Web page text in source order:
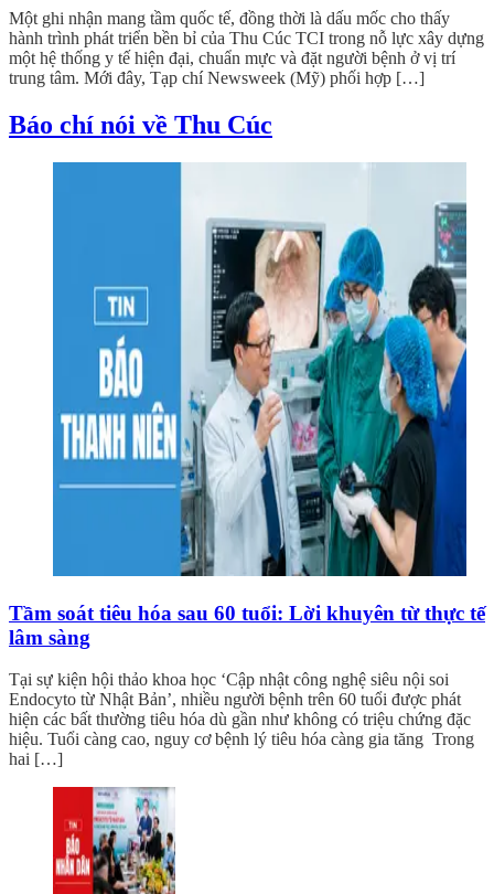
Một ghi nhận mang tầm quốc tế, đồng thời là dấu mốc cho thấy
hành trình phát triển bền bỉ của Thu Cúc TCI trong nỗ lực xây dựng
một hệ thống y tế hiện đại, chuẩn mực và đặt người bệnh ở vị trí
trung tâm. Mới đây, Tạp chí Newsweek (Mỹ) phối hợp […]
Báo chí nói về Thu Cúc
Tầm soát tiêu hóa sau 60 tuổi: Lời khuyên từ thực tế
lâm sàng
Tại sự kiện hội thảo khoa học ‘Cập nhật công nghệ siêu nội soi
Endocyto từ Nhật Bản’, nhiều người bệnh trên 60 tuổi được phát
hiện các bất thường tiêu hóa dù gần như không có triệu chứng đặc
hiệu. Tuổi càng cao, nguy cơ bệnh lý tiêu hóa càng gia tăng Trong
hai […]